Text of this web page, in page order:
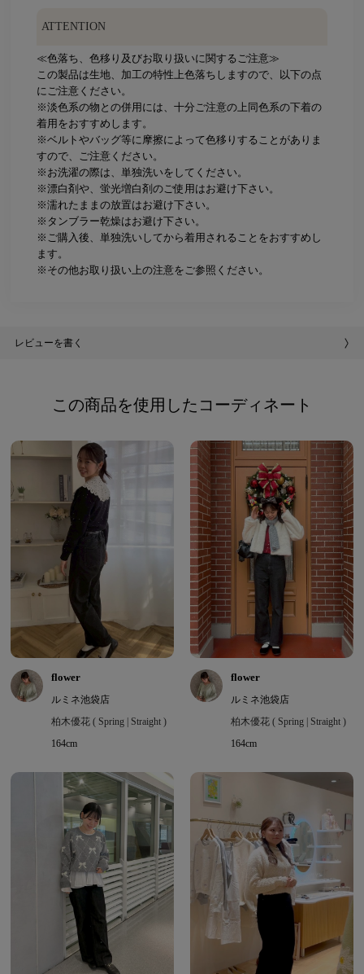
ATTENTION
≪色落ち、色移り及びお取り扱いに関するご注意≫
この製品は生地、加工の特性上色落ちしますので、以下の点
にご注意ください。
※淡色系の物との併用には、十分ご注意の上同色系の下着の
着用をおすすめします。
※ベルトやバッグ等に摩擦によって色移りすることがありま
すので、ご注意ください。
※お洗濯の際は、単独洗いをしてください。
※漂白剤や、蛍光増白剤のご使用はお避け下さい。
※濡れたままの放置はお避け下さい。
※タンブラー乾燥はお避け下さい。
※ご購入後、単独洗いしてから着用されることをおすすめし
ます。
※その他お取り扱い上の注意をご参照ください。
レビューを書く
この商品を使用したコーディネート
flower
ルミネ池袋店
柏木優花 ( Spring | Straight )
164cm
flower
ルミネ池袋店
柏木優花 ( Spring | Straight )
164cm